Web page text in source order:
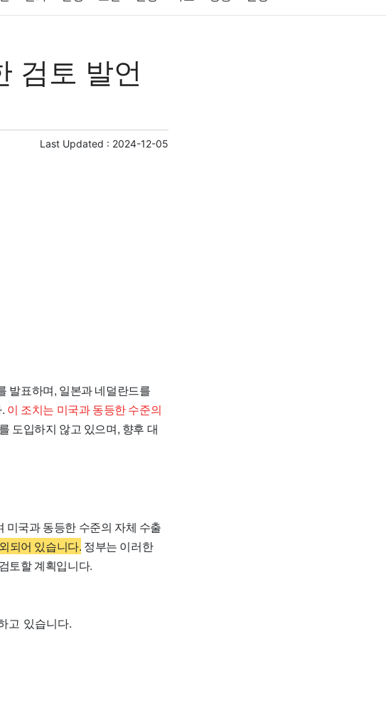
의학 경제 마케팅 부동산
검토 발언
Last Updated : 2024-12-05
발표하며, 일본과 네덜란드를
이 조치는 미국과 동등한 수준의
도입하지 않고 있으며, 향후 대
미국과 동등한 수준의 자체 수출
되어 있습니다. 정부는 이러한
토할 계획입니다.
고 있습니다.